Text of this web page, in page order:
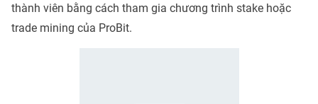
thành viên bằng cách tham gia chương trình stake hoặc
trade mining của ProBit.